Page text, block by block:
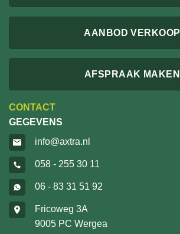
AANBOD VERKOOP
AFSPRAAK MAKEN
CONTACT
GEGEVENS
info@axtra.nl
058 - 255 30 11
06 - 83 31 51 92
Fricoweg 3A
9005 PC Wergea